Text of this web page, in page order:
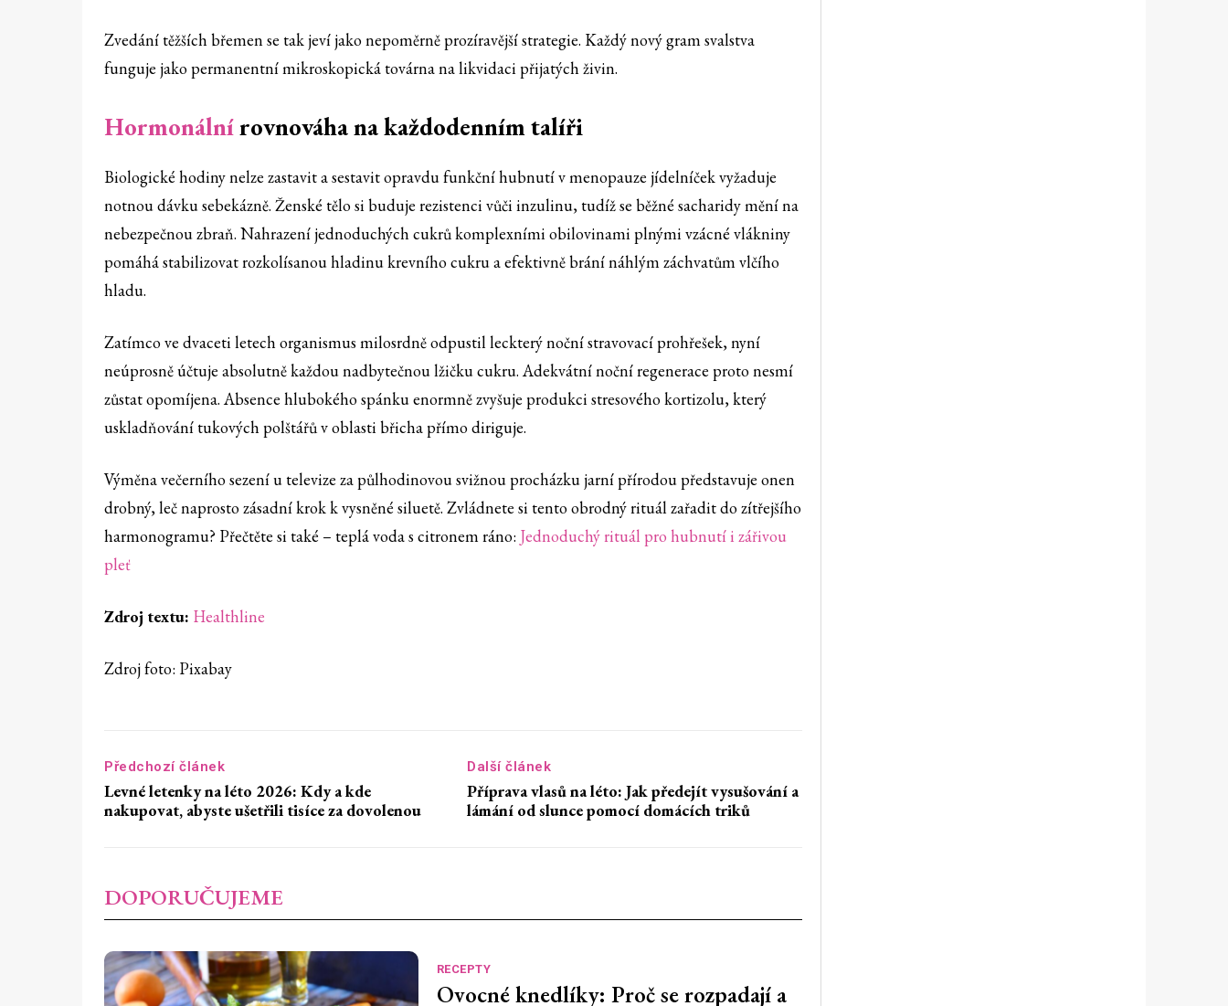
Zvedání těžších břemen se tak jeví jako nepoměrně prozíravější strategie. Každý nový gram svalstva
funguje jako permanentní mikroskopická továrna na likvidaci přijatých živin.
Hormonálnírovnováha na každodenním talíři
Biologické hodiny nelze zastavit a sestavit opravdu funkční hubnutí v menopauze jídelníček vyžaduje
notnou dávku sebekázně. Ženské tělo si buduje rezistenci vůči inzulinu, tudíž se běžné sacharidy mění na
nebezpečnou zbraň. Nahrazení jednoduchých cukrů komplexními obilovinami plnými vzácné vlákniny
pomáhá stabilizovat rozkolísanou hladinu krevního cukru a efektivně brání náhlým záchvatům vlčího
hladu.
Zatímco ve dvaceti letech organismus milosrdně odpustil leckterý noční stravovací prohřešek, nyní
neúprosně účtuje absolutně každou nadbytečnou lžičku cukru. Adekvátní noční regenerace proto nesmí
zůstat opomíjena. Absence hlubokého spánku enormně zvyšuje produkci stresového kortizolu, který
uskladňování tukových polštářů v oblasti břicha přímo diriguje.
Výměna večerního sezení u televize za půlhodinovou svižnou procházku jarní přírodou představuje onen
drobný, leč naprosto zásadní krok k vysněné siluetě. Zvládnete si tento obrodný rituál zařadit do zítřejšího
harmonogramu? Přečtěte si také – teplá voda s citronem ráno: Jednoduchý rituál pro hubnutí i zářivou
pleť
Zdroj textu: Healthline
Zdroj foto: Pixabay
Předchozí článek
Levné letenky na léto 2026: Kdy a kde
nakupovat, abyste ušetřili tisíce za dovolenou
Další článek
Příprava vlasů na léto: Jak předejít vysušování a
lámání od slunce pomocí domácích triků
DOPORUČUJEME
RECEPTY
Ovocné knedlíky: Proč se rozpadají a